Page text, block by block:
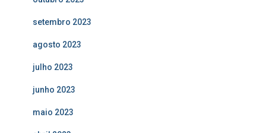
setembro 2023
agosto 2023
julho 2023
junho 2023
maio 2023